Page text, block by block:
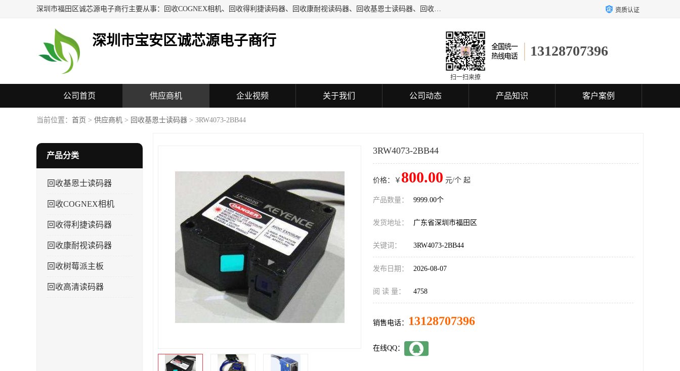
深圳市福田区诚芯源电子商行主要从事：回收COGNEX相机、回收得利捷读码器、回收康耐视读码器、回收基恩士读码器、回收工业自动化设备、机械设备及配件、机电设备及配件、通讯设备、可编程控制器、模块、触摸屏、工业相机、镜头、传感器、放大器、读码器、加密狗等回收业务。 资质认证
深圳市宝安区诚芯源电子商行
13128707396
扫一扫来撩
公司首页 供应商机 企业视频 关于我们 公司动态 产品知识 客户案例
联系方式
当前位置： 首页 > 供应商机 > 回收基恩士读码器 > 3RW4073-2BB44
产品分类
回收基恩士读码器
回收COGNEX相机
回收得利捷读码器
回收康耐视读码器
回收树莓派主板
回收高清读码器
3RW4073-2BB44
价格：￥ 800.00 元/个 起
产品数量： 9999.00个
发货地址： 广东省深圳市福田区
关键词： 3RW4073-2BB44
发布日期： 2026-08-07
阅 读 量： 4758
销售电话： 13128707396
在线QQ：